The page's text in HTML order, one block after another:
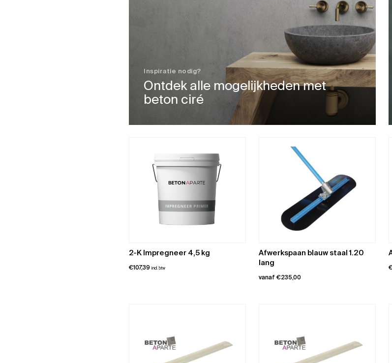
gekozen
worden
Inspiratie nodig?
Ontdek alle mogelijkheden met
beton ciré
2-K Impregneer 4,5 kg
€107,39 incl. btw
Afwerkspaan blauw staal 1.20
lang
vanaf €235,00
variaties.